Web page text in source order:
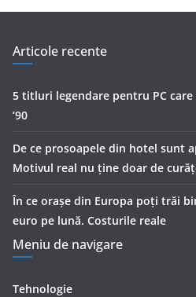
Articole recente
5 titluri legendare pentru PC
’90
De ce prosoapele din hotel sunt
Motivul real nu ține doar de
În ce orașe din Europa poți trăi
euro pe lună. Costurile reale
Meniu de navigare
Tehnologie